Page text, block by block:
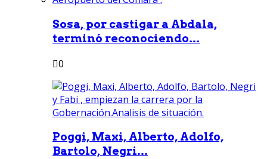
Sosa, por castigar a Abdala,
terminó reconociendo...
0
Poggi, Maxi, Alberto, Adolfo,
Bartolo, Negri...